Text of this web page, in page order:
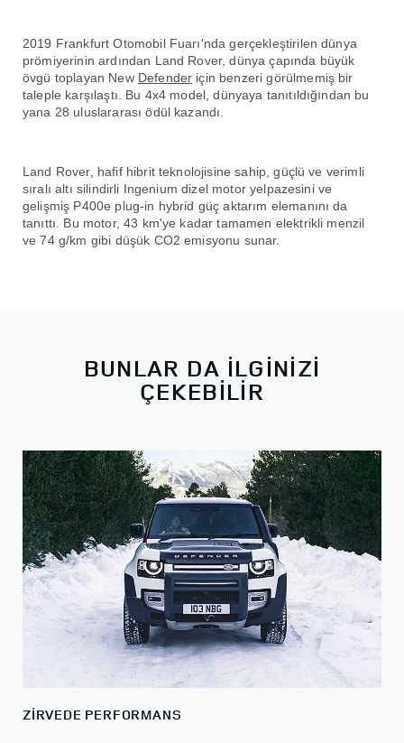
2019 Frankfurt Otomobil Fuarı'nda gerçekleştirilen dünya
prömiyerinin ardından Land Rover, dünya çapında büyük
övgü toplayan New Defender için benzeri görülmemiş bir
taleple karşılaştı. Bu 4x4 model, dünyaya tanıtıldığından bu
yana 28 uluslararası ödül kazandı.
Land Rover, hafif hibrit teknolojisine sahip, güçlü ve verimli
sıralı altı silindirli Ingenium dizel motor yelpazesini ve
gelişmiş P400e plug-in hybrid güç aktarım elemanını da
tanıttı. Bu motor, 43 km'ye kadar tamamen elektrikli menzil
ve 74 g/km gibi düşük CO2 emisyonu sunar.
BUNLAR DA İLGİNİZİ
ÇEKEBİLİR
ZİRVEDE PERFORMANS